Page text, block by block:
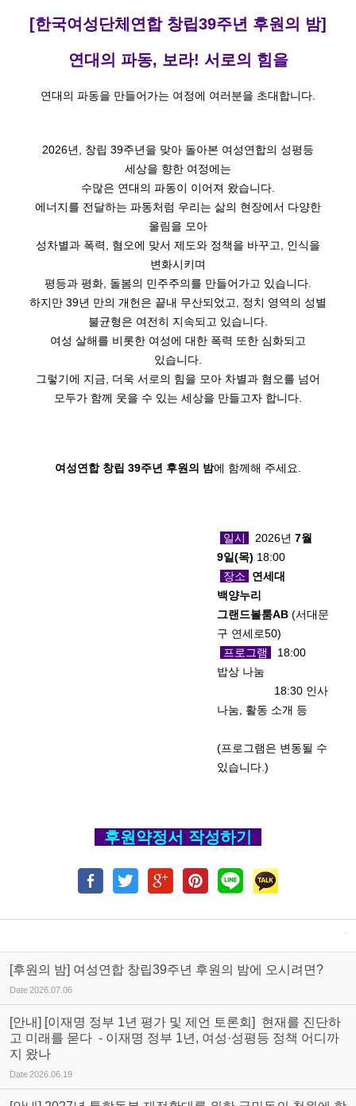
[한국여성단체연합 창립39주년 후원의 밤]
연대의 파동, 보라! 서로의 힘을
연대의 파동을 만들어가는 여정에 여러분을 초대합니다.
2026년, 창립 39주년을 맞아 돌아본 여성연합의 성평등
세상을 향한 여정에는
수많은 연대의 파동이 이어져 왔습니다.
에너지를 전달하는 파동처럼 우리는 삶의 현장에서 다양한
울림을 모아
성차별과 폭력, 혐오에 맞서 제도와 정책을 바꾸고, 인식을
변화시키며
평등과 평화, 돌봄의 민주주의를 만들어가고 있습니다.
하지만 39년 만의 개헌은 끝내 무산되었고, 정치 영역의 성별
불균형은 여전히 지속되고 있습니다.
여성 살해를 비롯한 여성에 대한 폭력 또한 심화되고
있습니다.
그렇기에 지금, 더욱 서로의 힘을 모아 차별과 혐오를 넘어
모두가 함께 웃을 수 있는 세상을 만들고자 합니다.
여성연합 창립 39주년 후원의 밤에 함께해 주세요.
일시 2026년7월
9일(목) 18:00
장소
연세대
백양누리
그랜드볼룸AB (서대문
구 연세로50)
프로그램
18:00
밥상 나눔
18:30 인사
나눔, 활동 소개 등
(프로그램은 변동될 수
있습니다.)
후원약정서 작성하기
[후원의 밤] 여성연합 창립39주년 후원의 밤에 오시려면?
Date2026.07.06
[안내] [이재명 정부 1년 평가 및 제언 토론회] 현재를 진단하
고 미래를 묻다 - 이재명 정부 1년, 여성·성평등 정책 어디까
지 왔나
Date2026.06.19